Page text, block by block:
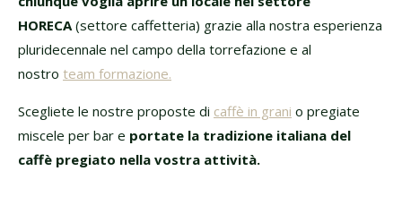
HORECA (settore caffetteria) grazie alla nostra esperienza
pluridecennale nel campo della torrefazione e al
nostro team formazione.
Scegliete le nostre proposte di caffè in grani o pregiate
miscele per bar e portate la tradizione italiana del
caffè pregiato nella vostra attività.